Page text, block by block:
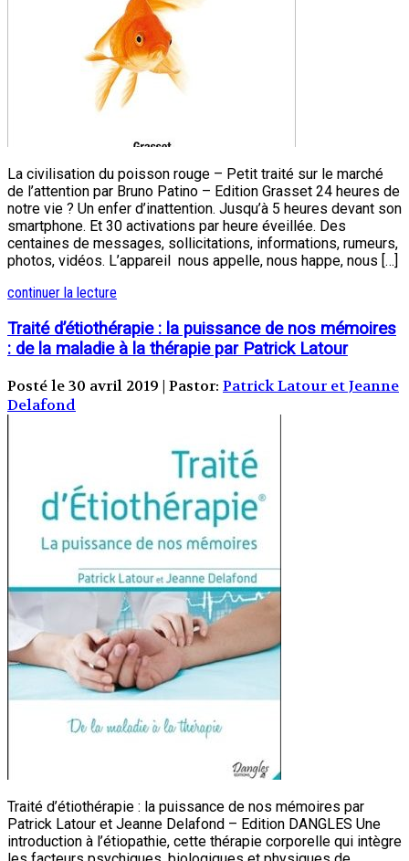
La civilisation du poisson rouge – Petit traité sur le marché
de l’attention par Bruno Patino – Edition Grasset 24 heures de
notre vie ? Un enfer d’inattention. Jusqu’à 5 heures devant son
smartphone. Et 30 activations par heure éveillée. Des
centaines de messages, sollicitations, informations, rumeurs,
photos, vidéos. L’appareil nous appelle, nous happe, nous […]
continuer la lecture
Traité d’étiothérapie : la puissance de nos mémoires
: de la maladie à la thérapie par Patrick Latour
Posté le 30 avril 2019 | Pastor: Patrick Latour et Jeanne
Delafond
Traité d’étiothérapie : la puissance de nos mémoires par
Patrick Latour et Jeanne Delafond – Edition DANGLES Une
introduction à l’étiopathie, cette thérapie corporelle qui intègre